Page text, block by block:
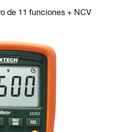
de 11 funciones + NCV